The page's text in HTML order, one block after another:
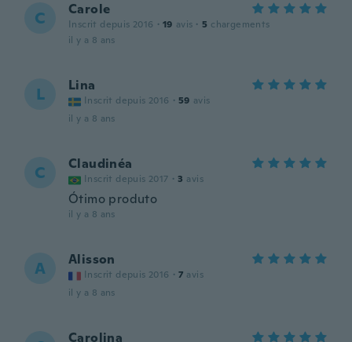
C Carole
Inscrit depuis 2016 · 19 avis · 5 chargements
il y a 8 ans
L Lina
Inscrit depuis 2016 · 59 avis
il y a 8 ans
C Claudinéa
Inscrit depuis 2017 · 3 avis
Ótimo produto
il y a 8 ans
A Alisson
Inscrit depuis 2016 · 7 avis
il y a 8 ans
Carolina